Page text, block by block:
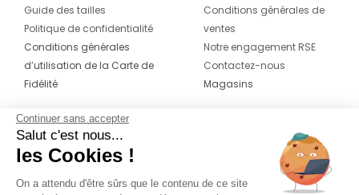
Guide des tailles
Politique de confidentialité
Conditions générales
d’utilisation de la Carte de
Fidélité
Conditions générales de
ventes
Notre engagement RSE
Contactez-nous
Magasins
CONTACT
04 42 20 78 42
Du lundi au jeudi de 8h30 à 16h30 & le
Continuer sans accepter
Salut c'est nous...
les Cookies !
On a attendu d'être sûrs que le contenu de ce site